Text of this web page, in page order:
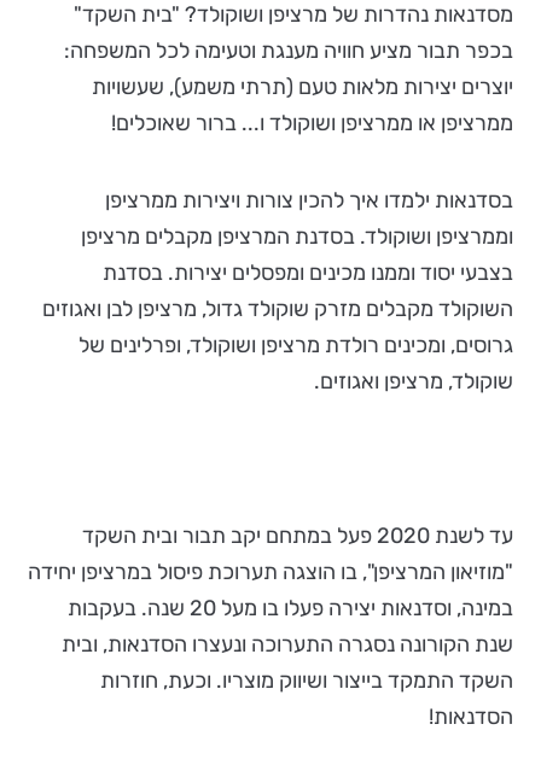
מסדנאות נהדרות של מרציפן ושוקולד? "בית השקד"
בכפר תבור מציע חוויה מענגת וטעימה לכל המשפחה:
יוצרים יצירות מלאות טעם (תרתי משמע), שעשויות
ממרציפן או ממרציפן ושוקולד ו... ברור שאוכלים!
בסדנאות ילמדו איך להכין צורות ויצירות ממרציפן
וממרציפן ושוקולד. בסדנת המרציפן מקבלים מרציפן
בצבעי יסוד וממנו מכינים ומפסלים יצירות. בסדנת
השוקולד מקבלים מזרק שוקולד גדול, מרציפן לבן ואגוזים
גרוסים, ומכינים רולדת מרציפן ושוקולד, ופרלינים של
שוקולד, מרציפן ואגוזים.
עד לשנת 2020 פעל במתחם יקב תבור ובית השקד
"מוזיאון המרציפן", בו הוצגה תערוכת פיסול במרציפן יחידה
במינה, וסדנאות יצירה פעלו בו מעל 20 שנה. בעקבות
שנת הקורונה נסגרה התערוכה ונעצרו הסדנאות, ובית
השקד התמקד בייצור ושיווק מוצריו. וכעת, חוזרות
הסדנאות!